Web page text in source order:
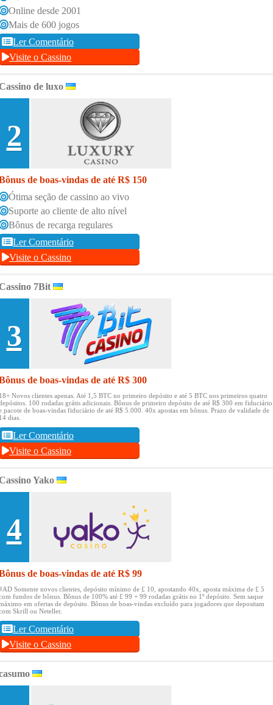
Online desde 2001
Mais de 600 jogos
Ler Comentário
Visite o Cassino
de luxo
2
de boas-vindas de até R$ 150
Ótima seção de cassino ao vivo
Suporte ao cliente de alto nível
Bônus de recarga regulares
Ler Comentário
Visite o Cassino
7Bit
3
de boas-vindas de até R$ 300
Novos clientes apenas. Até 1,5 BTC no primeiro depósito e até 5 BTC nos primeiros quatro
100 rodadas grátis adicionais. Bônus de primeiro depósito de até R$ 300 em fiduciário
pacote de boas-vindas fiduciário de até R$ 5.000. 40x apostas em bônus. Prazo de validade de
dias.
Ler Comentário
Visite o Cassino
Yako
4
de boas-vindas de até R$ 99
Somente novos clientes, depósito mínimo de £ 10, apostando 40x, aposta máxima de £ 5
fundos de bônus. Bônus de 100% até £ 99 + 99 rodadas grátis no 1º depósito. Sem saque
em ofertas de depósito. Bônus de boas-vindas excluído para jogadores que depositam
Skrill ou Neteller.
Ler Comentário
Visite o Cassino